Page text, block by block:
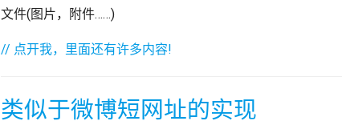
文件(图片，附件……)
// 点开我，里面还有许多内容!
类似于微博短网址的实现